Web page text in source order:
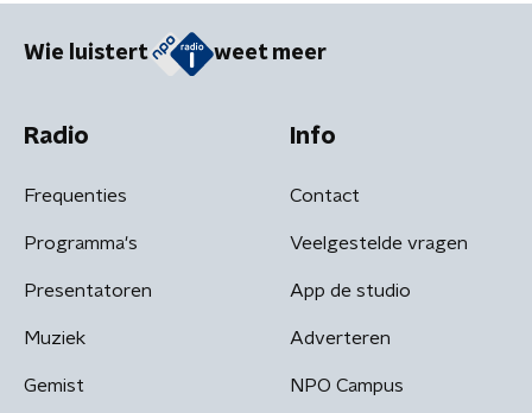
Wie luistert weet meer
Radio
Frequenties
Programma's
Presentatoren
Muziek
Gemist
Info
Contact
Veelgestelde vragen
App de studio
Adverteren
NPO Campus